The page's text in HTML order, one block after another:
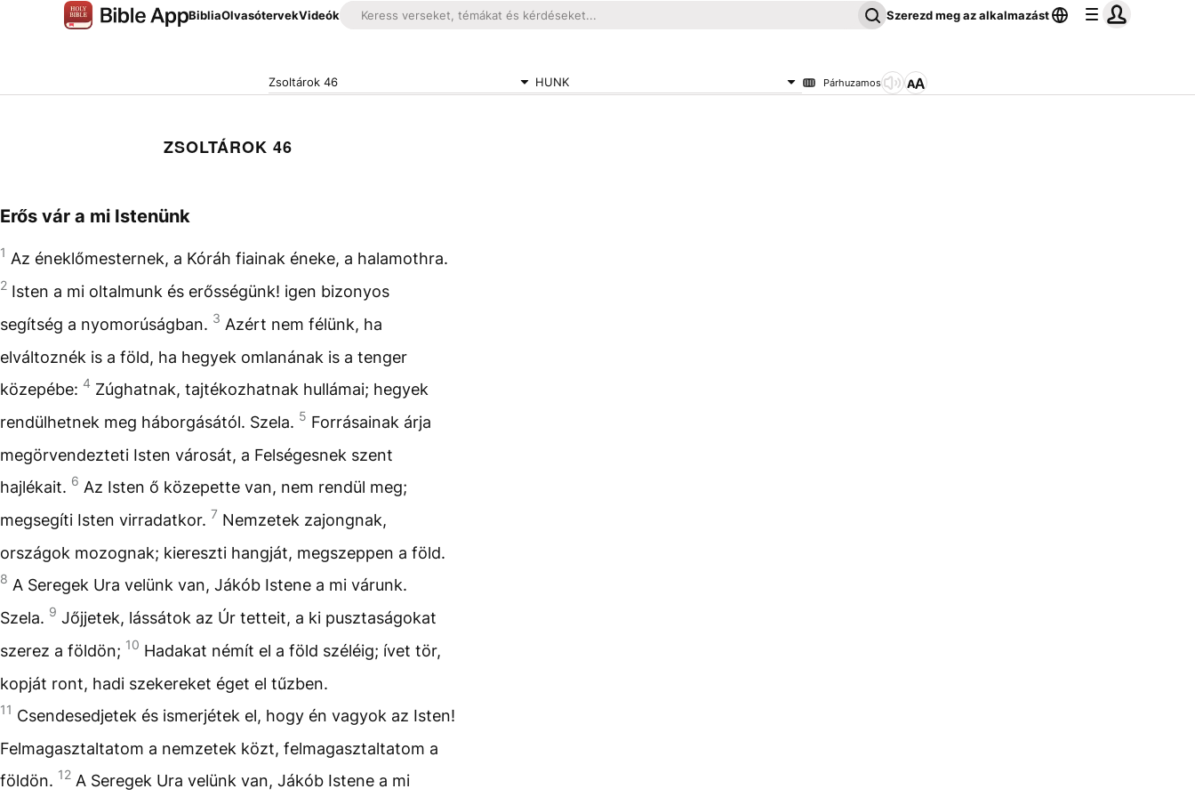
BibliaOlvasótervekVideók Szerezd meg az alkalmazást
Zsoltárok 46 HUNK Párhuzamos
ZSOLTÁROK 46
Erős vár a mi Istenünk
1 Az éneklőmesternek, a Kóráh fiainak éneke, a halamothra.
2 Isten a mi oltalmunk és erősségünk! igen bizonyos
segítség a nyomorúságban. 3 Azért nem félünk, ha
elváltoznék is a föld, ha hegyek omlanának is a tenger
közepébe: 4 Zúghatnak, tajtékozhatnak hullámai; hegyek
rendülhetnek meg háborgásától. Szela. 5 Forrásainak árja
megörvendezteti Isten városát, a Felségesnek szent
hajlékait. 6 Az Isten ő közepette van, nem rendül meg;
megsegíti Isten virradatkor. 7 Nemzetek zajongnak,
országok mozognak; kiereszti hangját, megszeppen a föld.
8 A Seregek Ura velünk van, Jákób Istene a mi várunk.
Szela. 9 Jőjjetek, lássátok az Úr tetteit, a ki pusztaságokat
szerez a földön; 10 Hadakat némít el a föld széléig; ívet tör,
kopját ront, hadi szekereket éget el tűzben.
11 Csendesedjetek és ismerjétek el, hogy én vagyok az Isten!
Felmagasztaltatom a nemzetek közt, felmagasztaltatom a
földön. 12 A Seregek Ura velünk van, Jákób Istene a mi